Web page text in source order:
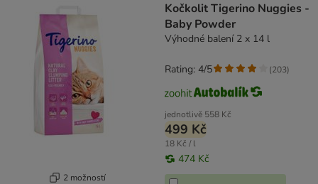
2 možností
Kočkolit Tigerino Nuggies -
Baby Powder
Výhodné balení 2 x 14 l
jednotlivě 558 Kč
499 Kč
18 Kč / l
474 Kč
Rating: 4/5 (203)